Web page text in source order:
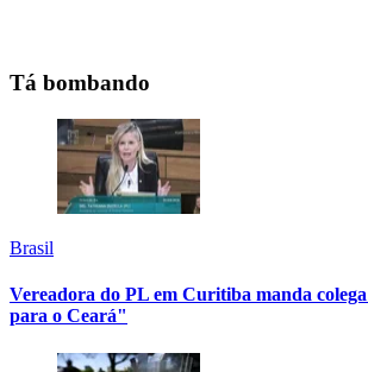
Tá bombando
Brasil
Vereadora do PL em Curitiba manda
para o Ceará"